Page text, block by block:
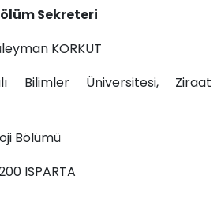
Sekreteri
KORKUT
Bilimler Üniversitesi, Ziraat
Bölümü
ISPARTA